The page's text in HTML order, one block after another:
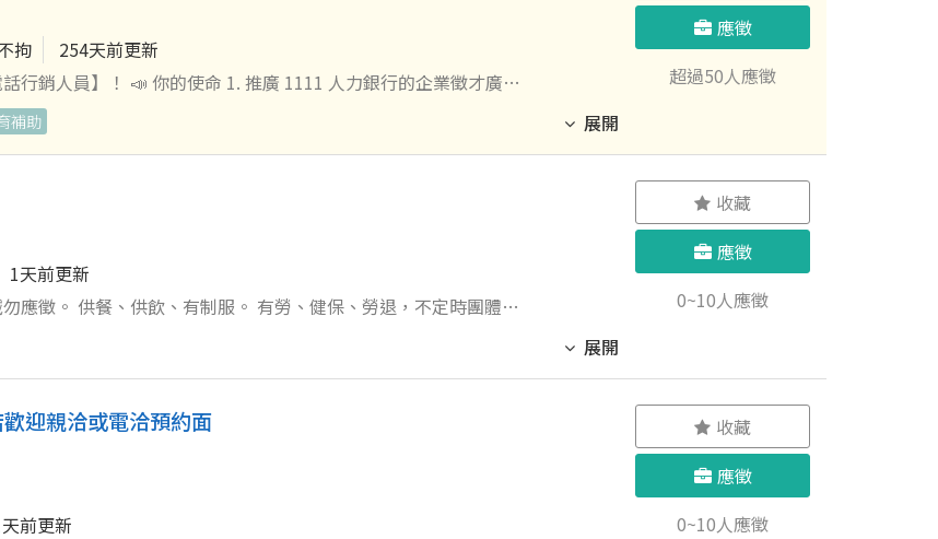
拘
254天前更新
行銷人員】！ 📣 你的使命 1. 推廣 1111 人力銀行的企業徵才廣
會員企業，關懷並聯繫續約，建立長久合作的友好關係！ 3. 協
全勤1000+午
，三節獎金，生日禮金 （固定或變動薪資因個人資歷或績效而
完成九大職能星測驗，並將結果提供給企業參考：
手了嗎？ 不管你有沒有相關經驗，只要你有熱情、有行動，我們
展開
補助
應徵
超過50人應徵
1天前更新
應徵。 供餐、供飲、有制服。 有勞、健保、勞退，不定時團體聚
展開
收藏
應徵
0~10人應徵
迎親洽或電洽預約面
前更新
收藏
應徵
0~10人應徵